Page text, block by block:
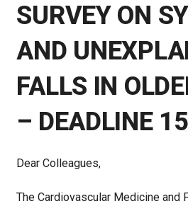
SURVEY ON
AND
FALLS IN
– DEADLINE
Dear Colleagues,
The Cardiovascular Medicine and